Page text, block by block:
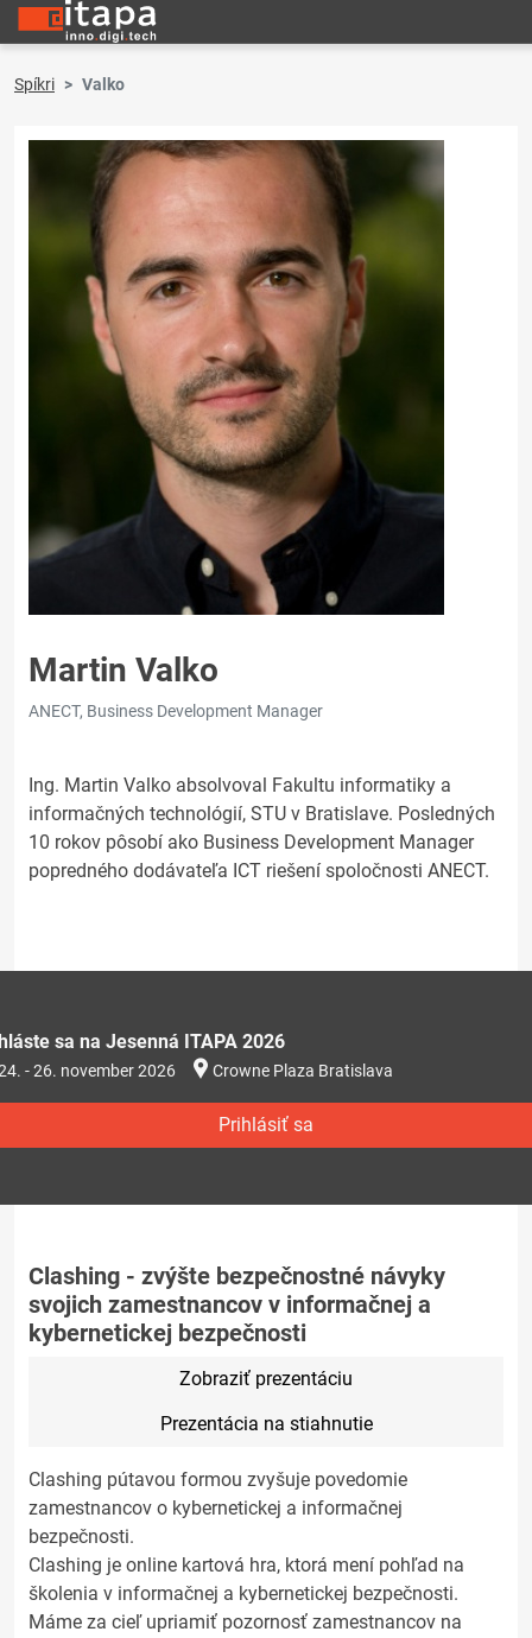
Spíkri Valko
Martin Valko
ANECT, Business Development Manager
Ing. Martin Valko absolvoval Fakultu informatiky a
informačných technológií, STU v Bratislave. Posledných
10 rokov pôsobí ako Business Development Manager
popredného dodávateľa ICT riešení spoločnosti ANECT.
sa na Jesenná ITAPA 2026
- 26. november 2026 Crowne Plaza Bratislava
Prihlásiť sa
Clashing - zvýšte bezpečnostné návyky
svojich zamestnancov v informačnej a
kybernetickej bezpečnosti
Zobraziť prezentáciu
Prezentácia na stiahnutie
Clashing pútavou formou zvyšuje povedomie
zamestnancov o kybernetickej a informačnej
bezpečnosti.
Clashing je online kartová hra, ktorá mení pohľad na
školenia v informačnej a kybernetickej bezpečnosti.
Máme za cieľ upriamiť pozornosť zamestnancov na